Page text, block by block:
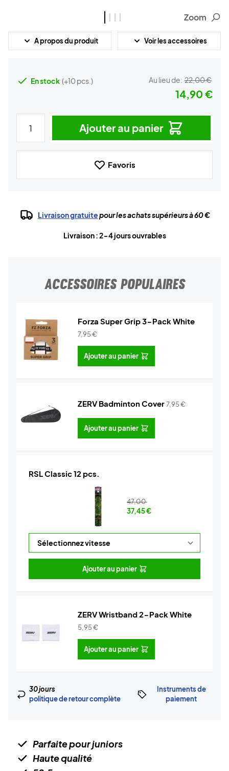
Zoom
A propos du produit Voir les accessoires
En stock (+10 pcs.) Au lieu de: 22,00 €
14,90 €
Ajouter au panier
Favoris
Livraison gratuitepour les achats supérieurs à 60 €
Livraison : 2-4 jours ouvrables
ACCESSOIRES POPULAIRES
Forza Super Grip 3-Pack White
7,95€
Ajouter au panier
ZERV Badminton Cover7,95€
Ajouter au panier
RSL Classic 12 pcs.
47,00
37,45€
Ajouter au panier
ZERV Wristband 2-Pack White
5,95€
Ajouter au panier
30 jours
politique de retour complète
Instruments de
paiement
Parfaite pour juniors
Haute qualité